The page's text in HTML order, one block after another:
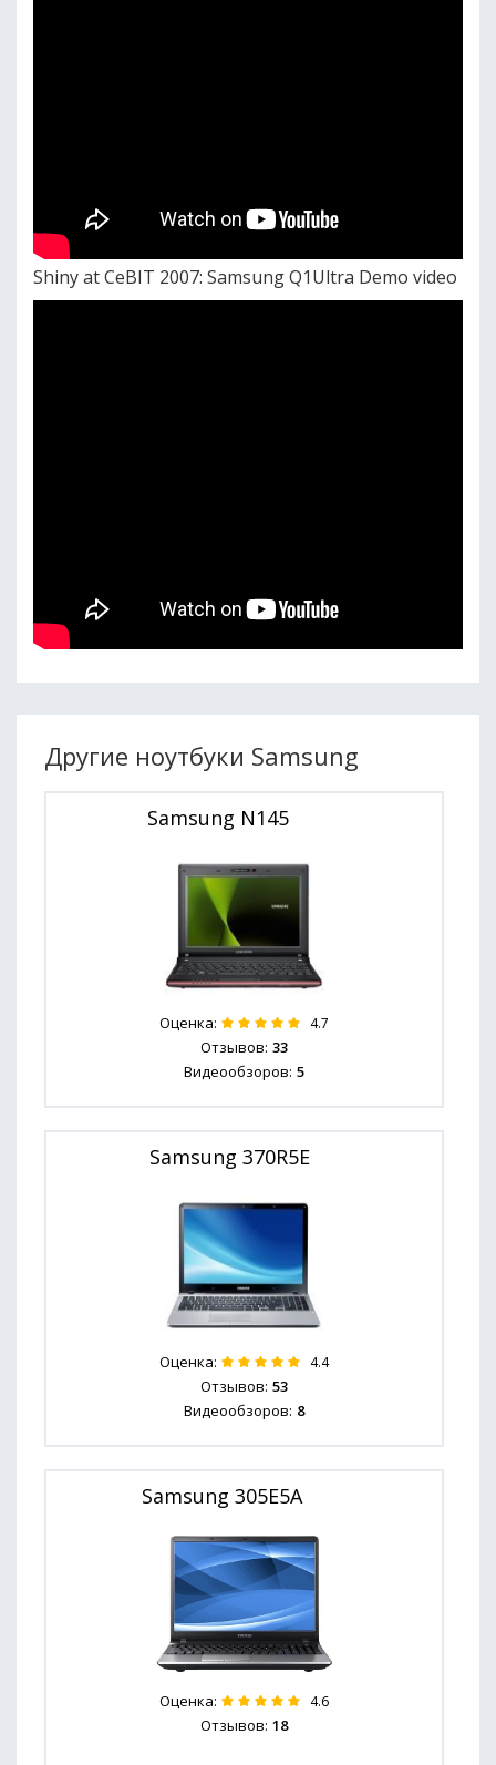
Shiny at CeBIT 2007: Samsung Q1Ultra Demo video
Другие ноутбуки Samsung
Samsung N145
Оценка: 4.7
Отзывов: 33
Видеообзоров: 5
Samsung 370R5E
Оценка: 4.4
Отзывов: 53
Видеообзоров: 8
Samsung 305E5A
Оценка: 4.6
Отзывов: 18